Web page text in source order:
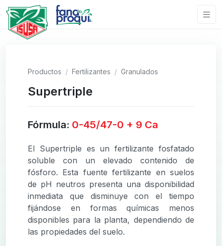
Productos Fertilizantes Granulados
Supertriple
Fórmula: 0-45/47-0 + 9 Ca
El Supertriple es un fertilizante fosfatado
soluble con un elevado contenido de
fósforo. Esta fuente fertilizante en suelos
de pH neutros presenta una disponibilidad
inmediata que disminuye con el tiempo
fijándose en formas químicas menos
disponibles para la planta, dependiendo de
las propiedades del suelo.